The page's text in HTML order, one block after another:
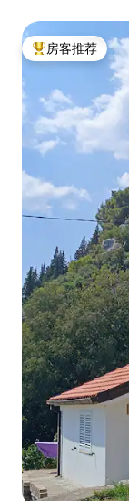
热门「房客推荐」
房客推荐